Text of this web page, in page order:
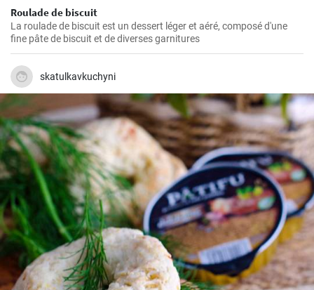
Roulade de biscuit
La roulade de biscuit est un dessert léger et aéré, composé d'une
fine pâte de biscuit et de diverses garnitures
skatulkavkuchyni